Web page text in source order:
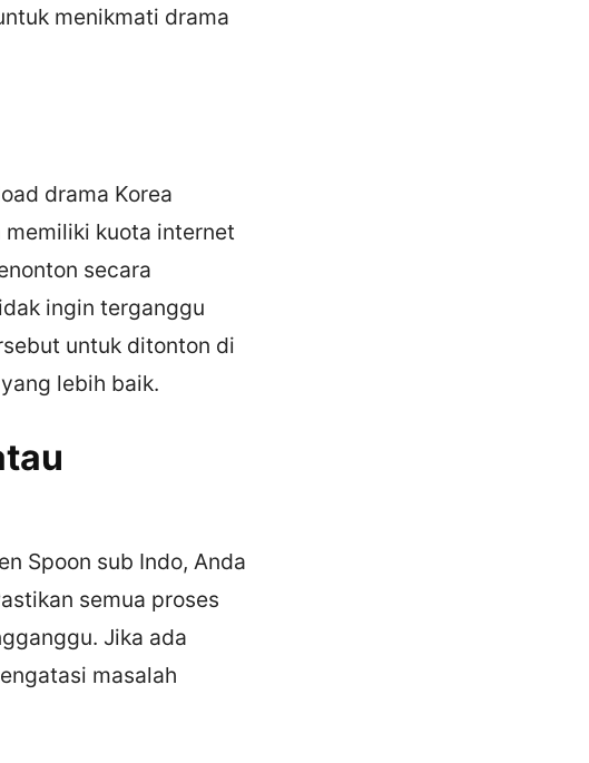
menikmati drama
drama Korea
kuota internet
secara
ingin terganggu
untuk ditonton di
lebih baik.
Spoon sub Indo, Anda
semua proses
Jika ada
masalah